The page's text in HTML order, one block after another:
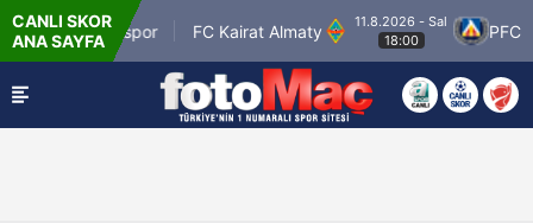
CANLI SKOR
ANA SAYFA
Petrolspor FC Kairat Almaty
11.8.2026 - Sal
18:00
PFC